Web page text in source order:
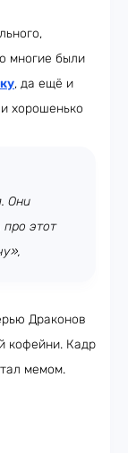
многие были
, да ещё и
хорошенько
Они
про этот
Драконов
кофейни. Кадр
мемом.